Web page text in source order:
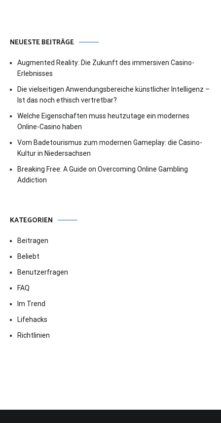
NEUESTE BEITRÄGE
Augmented Reality: Die Zukunft des immersiven Casino-
Erlebnisses
Die vielseitigen Anwendungsbereiche künstlicher Intelligenz –
Ist das noch ethisch vertretbar?
Welche Eigenschaften muss heutzutage ein modernes
Online-Casino haben
Vom Badetourismus zum modernen Gameplay: die Casino-
Kultur in Niedersachsen
Breaking Free: A Guide on Overcoming Online Gambling
Addiction
KATEGORIEN
Beitragen
Beliebt
Benutzerfragen
FAQ
Im Trend
Lifehacks
Richtlinien